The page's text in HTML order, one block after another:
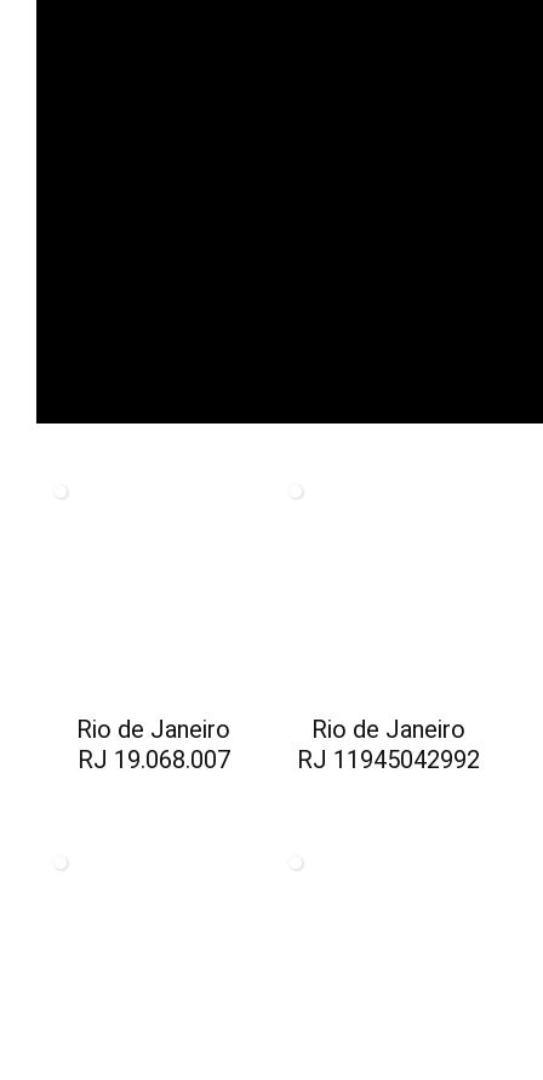
Rio de Janeiro
RJ 19.068.007
Rio de Janeiro
RJ 11945042992